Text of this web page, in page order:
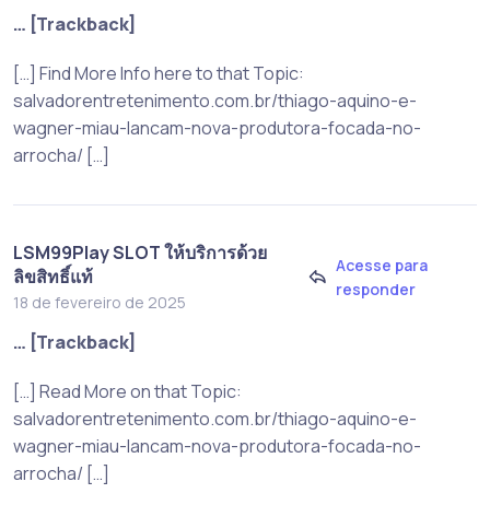
… [Trackback]
[…] Find More Info here to that Topic:
salvadorentretenimento.com.br/thiago-aquino-e-
wagner-miau-lancam-nova-produtora-focada-no-
arrocha/ […]
LSM99Play SLOT ให้บริการด้วย
ลิขสิทธิ์แท้
18 de fevereiro de 2025
Acesse para
responder
… [Trackback]
[…] Read More on that Topic:
salvadorentretenimento.com.br/thiago-aquino-e-
wagner-miau-lancam-nova-produtora-focada-no-
arrocha/ […]